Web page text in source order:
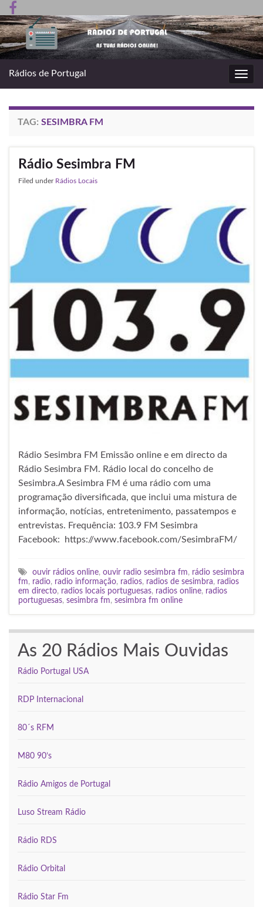
Rádios de Portugal
TAG: SESIMBRA FM
Rádio Sesimbra FM
Filed under Rádios Locais
Rádio Sesimbra FM Emissão online e em directo da
Rádio Sesimbra FM. Rádio local do concelho de
Sesimbra.A Sesimbra FM é uma rádio com uma
programação diversificada, que inclui uma mistura de
informação, notícias, entretenimento, passatempos e
entrevistas. Frequência: 103.9 FM Sesimbra
Facebook: https://www.facebook.com/SesimbraFM/
ouvir rádios online, ouvir radio sesimbra fm, rádio sesimbra
fm, radio, radio informação, radios, radios de sesimbra, radios
em directo, radios locais portuguesas, radios online, radios
portuguesas, sesimbra fm, sesimbra fm online
As 20 Rádios Mais Ouvidas
Rádio Portugal USA
RDP Internacional
80´s RFM
M80 90’s
Rádio Amigos de Portugal
Luso Stream Rádio
Rádio RDS
Rádio Orbital
Rádio Star Fm